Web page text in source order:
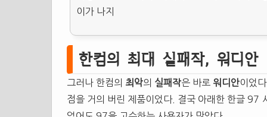
이가 나지
한컴의 최대 실패작, 워디안
그러나 한컴의 최악의 실패작은 바로 워디안이었
점을 거의 버린 제품이었다. 결국 아래한 한글 97